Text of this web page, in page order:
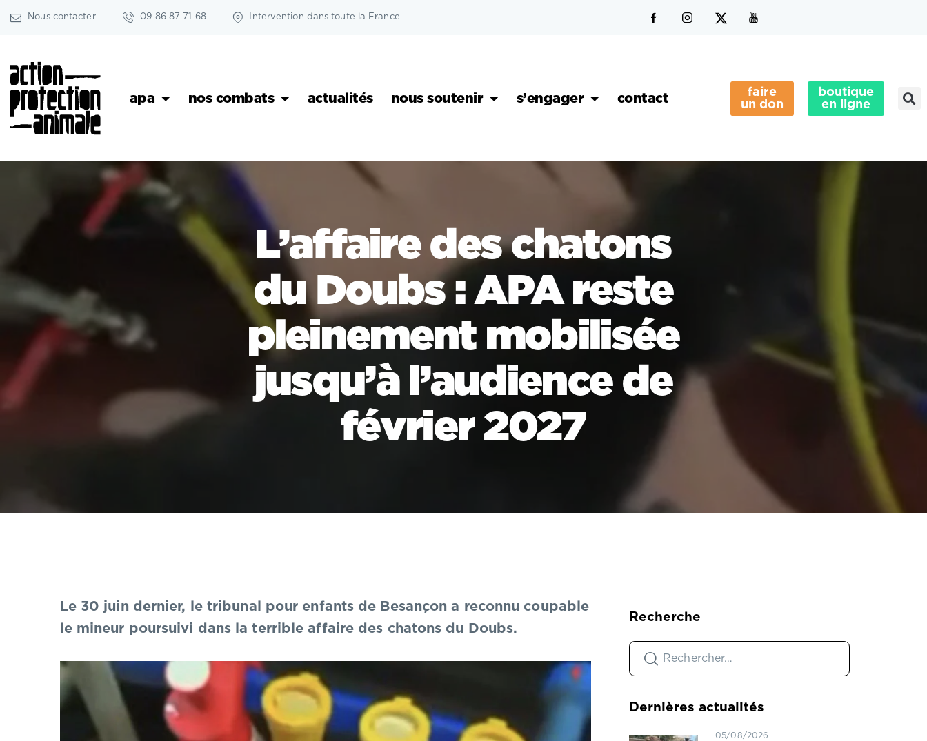
Nous contacter 09 86 87 71 68 Intervention dans toute la France
apa nos combats actualités nous soutenir s’engager contact
faire
un don
boutique
en ligne
L’affaire des chatons
du Doubs : APA reste
pleinement mobilisée
jusqu’à l’audience de
février 2027
Le 30 juin dernier, le tribunal pour enfants de Besançon a reconnu coupable
le mineur poursuivi dans la terrible affaire des chatons du Doubs.
Recherche
Dernières actualités
05/08/2026